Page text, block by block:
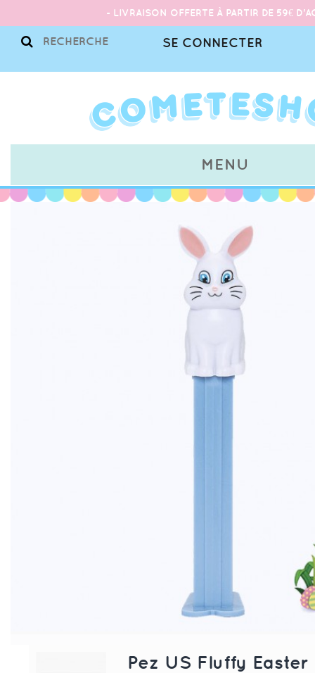
- LIVRAISON OFFERTE À PARTIR DE 59€
SE CONNECTER
MENU
Pez US Fluffy Easter